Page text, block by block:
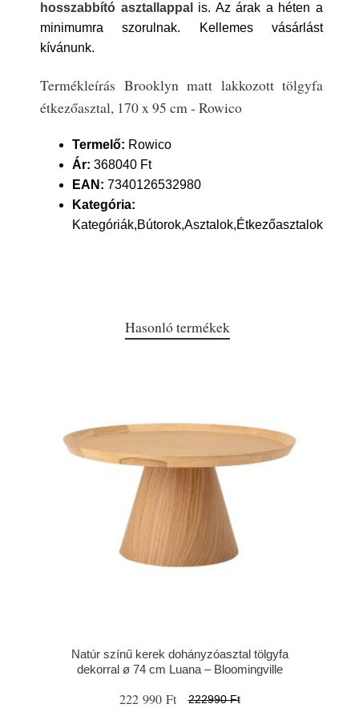
hosszabbító asztallappal
is. Az árak a héten a
minimumra szorulnak. Kellemes vásárlást
kívánunk.
Termékleírás Brooklyn matt lakkozott tölgyfa
étkezőasztal, 170 x 95 cm - Rowico
Termelő: Rowico
Ár: 368040 Ft
EAN: 7340126532980
Kategória:
Kategóriák,Bútorok,Asztalok,Étkezőasztalok
Hasonló termékek
Natúr színű kerek dohányzóasztal tölgyfa
dekorral ø 74 cm Luana – Bloomingville
222 990 Ft 222990 Ft